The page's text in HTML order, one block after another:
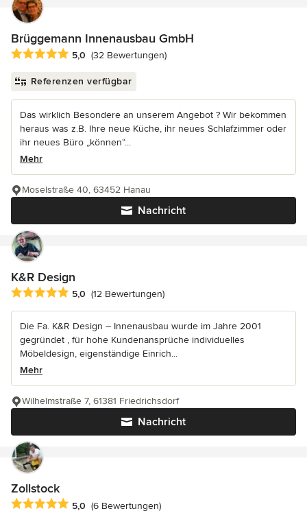
Brüggemann Innenausbau GmbH
Durchschnittliche Bewertung: 5 von 5 Sternen
5,0 (32 Bewertungen)
Referenzen verfügbar
Das wirklich Besondere an unserem Angebot ? Wir bekommen
heraus was z.B. Ihre neue Küche, ihr neues Schlafzimmer oder
ihr neues Büro „können“...
Mehr
Nachricht
Moselstraße 40, 63452 Hanau
K&R Design
Durchschnittliche Bewertung: 5 von 5 Sternen
5,0 (12 Bewertungen)
Die Fa. K&R Design – Innenausbau wurde im Jahre 2001
gegründet , für hohe Kundenansprüche individuelles
Möbeldesign, eigenständige Einrich...
Mehr
Nachricht
Wilhelmstraße 7, 61381 Friedrichsdorf
Zollstock
Durchschnittliche Bewertung: 5 von 5 Sternen
5,0 (6 Bewertungen)